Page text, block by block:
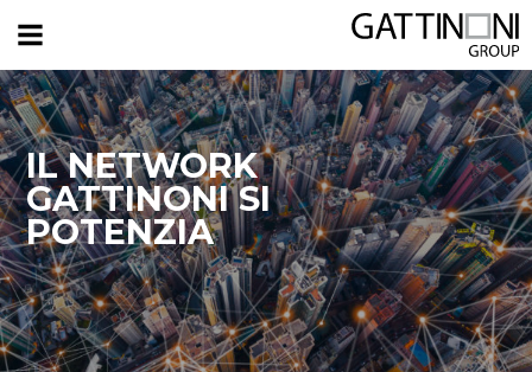
IL NETWORK
GATTINONI SI
POTENZIA